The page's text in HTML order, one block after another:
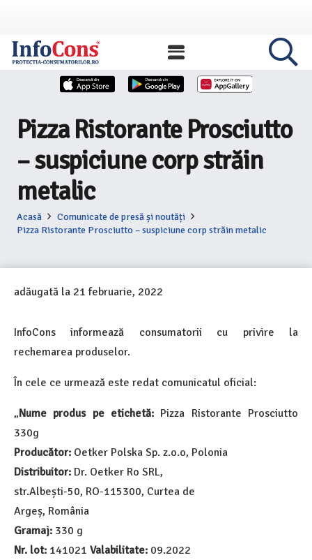
Pizza Ristorante Prosciutto
– suspiciune corp străin
metalic
Acasă
Comunicate de presă și noutăți
Pizza Ristorante Prosciutto – suspiciune corp străin metalic
adăugată la 21 februarie, 2022
InfoCons informează consumatorii cu privire la
rechemarea produselor.
În cele ce urmează este redat comunicatul oficial:
„Nume produs pe etichetă: Pizza Ristorante Prosciutto
330g
Producător: Oetker Polska Sp. z.o.o, Polonia
Distribuitor: Dr. Oetker Ro SRL,
str.Albești-50, RO-115300, Curtea de
Argeș, România
Gramaj: 330 g
Nr. lot: 141021 Valabilitate: 09.2022